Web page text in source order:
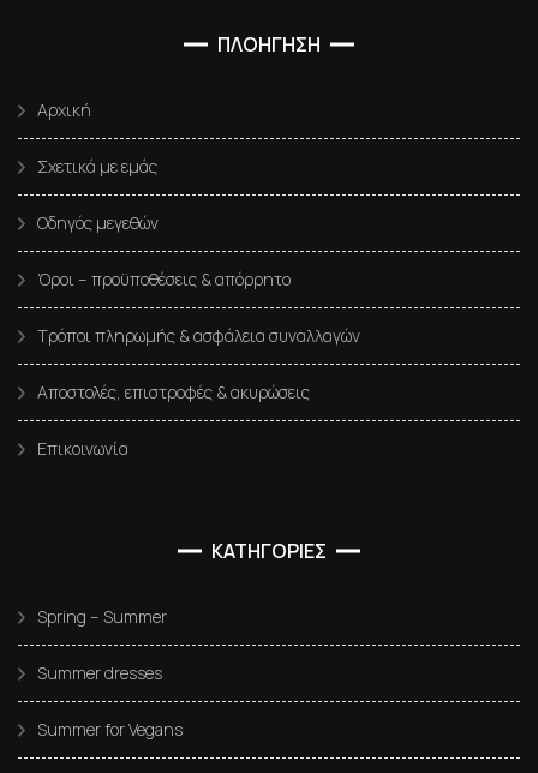
ΠΛΟΗΓΗΣΗ
Αρχική
Σχετικά με εμάς
Οδηγός μεγεθών
Όροι – προϋποθέσεις & απόρρητο
Τρόποι πληρωμής & ασφάλεια συναλλαγών
Αποστολές, επιστροφές & ακυρώσεις
Επικοινωνία
ΚΑΤΗΓΟΡΙΕΣ
Spring – Summer
Summer dresses
Summer for Vegans